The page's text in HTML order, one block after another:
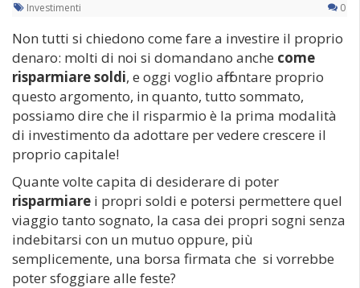
Investimenti 0
Non tutti si chiedono come fare a investire il proprio
denaro: molti di noi si domandano anche come
risparmiare soldi, e oggi voglio affrontare proprio
questo argomento, in quanto, tutto sommato,
possiamo dire che il risparmio è la prima modalità
di investimento da adottare per vedere crescere il
proprio capitale!
Quante volte capita di desiderare di poter
risparmiare i propri soldi e potersi permettere quel
viaggio tanto sognato, la casa dei propri sogni senza
indebitarsi con un mutuo oppure, più
semplicemente, una borsa firmata che si vorrebbe
poter sfoggiare alle feste?